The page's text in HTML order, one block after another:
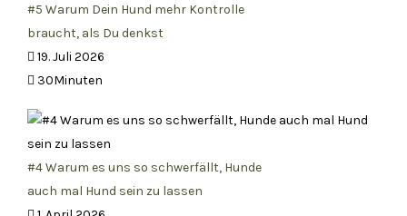
#5 Warum Dein Hund mehr Kontrolle
braucht, als Du denkst
19. Juli 2026
30Minuten
#4 Warum es uns so schwerfällt, Hunde
auch mal Hund sein zu lassen